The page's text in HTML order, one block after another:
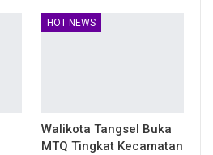
HOT NEWS
Walikota Tangsel Buka
MTQ Tingkat Kecamatan